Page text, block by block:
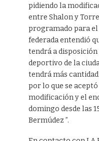
pidiendo la
entre Shalon y
programado para
federada entendió
tendrá a
deportivo de la
tendrá más
por lo que se
modificación y el
domingo desde las
Bermúdez ”.